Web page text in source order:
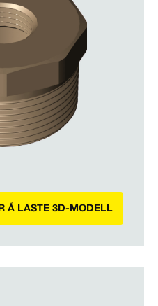
Å LASTE 3D-MODELL